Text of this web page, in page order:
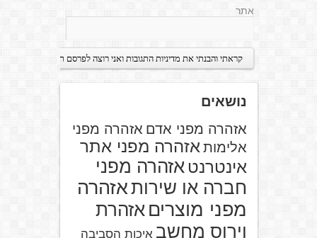
אתר
נושאים
אזהרה מפני אדם אזהרה מפני
אלימות אזהרה מפני אתר
אינטרנט אזהרה מפני
חברה או שירותאזהרה
מפני מוצרים אזהרת
וירוס מחשב איכות הסביבה